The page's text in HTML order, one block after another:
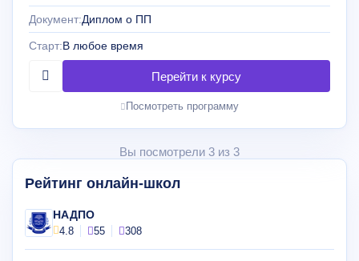
Документ:Диплом о ПП
Старт:В любое время
Посмотреть программу
Вы посмотрели 3 из 3
Рейтинг онлайн-школ
НАДПО
4.8 55 308